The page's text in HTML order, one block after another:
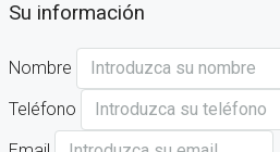
Su información
Nombre
Teléfono